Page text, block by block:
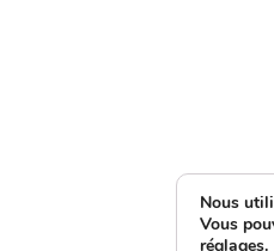
Nous
Vous
réglages.